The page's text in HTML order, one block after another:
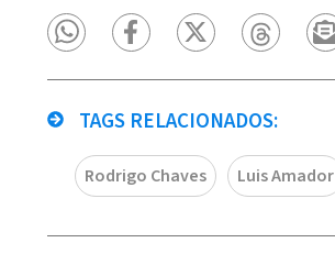
TAGS RELACIONADOS:
Rodrigo Chaves Luis Amador